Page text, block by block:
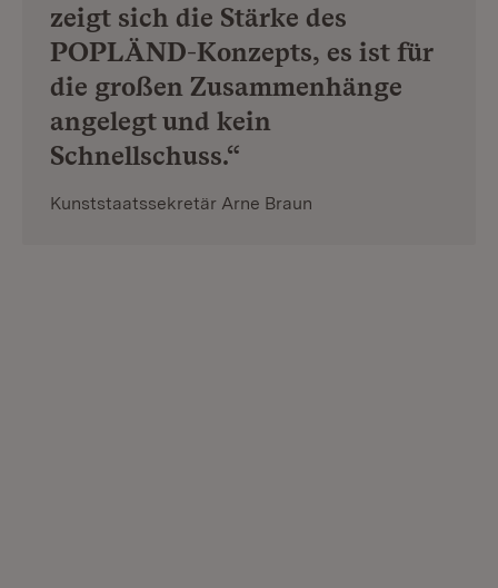
zeigt sich die Stärke des
POPLÄND-Konzepts, es ist für
die großen Zusammenhänge
angelegt und kein
Schnellschuss.“
Kunststaatssekretär Arne Braun